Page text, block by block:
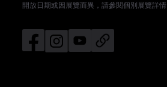
開放日期或因展覽而異，請參閱個別展覽詳情